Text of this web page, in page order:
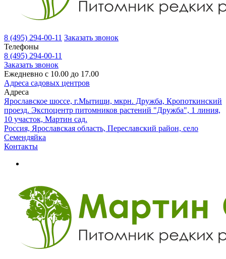
8 (495) 294-00-11 Заказать звонок
Телефоны
8 (495) 294-00-11
Заказать звонок
Ежедневно с 10.00 до 17.00
Адреса садовых центров
Адреса
Ярославское шоссе, г.Мытищи, мкрн. Дружба, Кропоткинский
проезд. Экспоцентр питомников растений "Дружба", 1 линия,
10 участок, Мартин сад.
Россия, Ярославская область, Переславский район, село
Семендяйка
Контакты